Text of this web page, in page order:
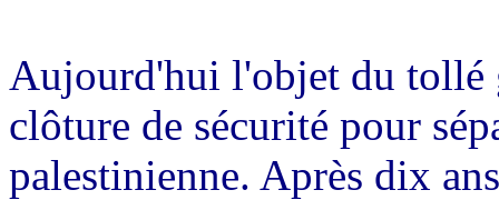
Aujourd'hui l'objet du tollé
clôture de sécurité pour
palestinienne. Après dix